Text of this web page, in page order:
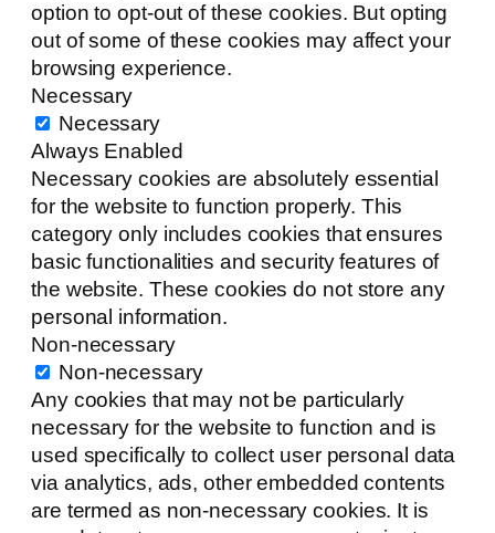
option to opt-out of these cookies. But opting
out of some of these cookies may affect your
browsing experience.
Necessary
Necessary
Always Enabled
Necessary cookies are absolutely essential
for the website to function properly. This
category only includes cookies that ensures
basic functionalities and security features of
the website. These cookies do not store any
personal information.
Non-necessary
Non-necessary
Any cookies that may not be particularly
necessary for the website to function and is
used specifically to collect user personal data
via analytics, ads, other embedded contents
are termed as non-necessary cookies. It is